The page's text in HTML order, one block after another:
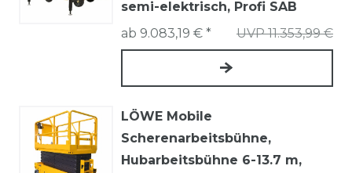
semi-elektrisch, Profi SAB
UVP 11.353,99 €
ab 9.083,19 € *
LÖWE Mobile
Scherenarbeitsbühne,
Hubarbeitsbühne 6-13.7 m,